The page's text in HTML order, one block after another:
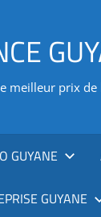
meilleur prix de
GUYANE
GUYANE